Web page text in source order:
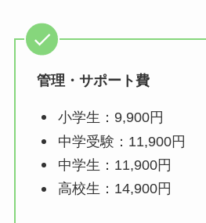
管理・サポート費
小学生：9,900円
中学受験：11,900円
中学生：11,900円
高校生：14,900円